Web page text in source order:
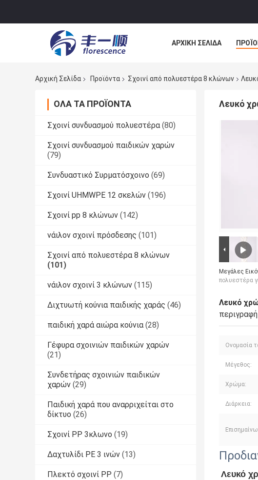
ΑΡΧΙΚΉ ΣΕΛΊΔΑ
Αρχική Σελίδα
Προϊόντα Σχοινί από πολυεστέρα 8 κλώνων
ΌΛΑ ΤΑ ΠΡΟΪΌΝΤΑ
Σχοινί συνδυασμού πολυεστέρα (80)
Σχοινί συνδυασμού παιδικών χαρών
(79)
Συνδυαστικό Συρματόσχοινο (69)
Σχοινί UHMWPE 12 σκελών (196)
Σχοινί pp 8 κλώνων (142)
νάιλον σχοινί πρόσδεσης (101)
Σχοινί από πολυεστέρα 8 κλώνων
(101)
νάιλον σχοινί 3 κλώνων (115)
Διχτυωτή κούνια παιδικής χαράς (46)
παιδική χαρά αιώρα κούνια (28)
Γέφυρα σχοινιών παιδικών χαρών
(21)
Συνδετήρας σχοινιών παιδικών
χαρών (29)
Παιδική χαρά που αναρριχείται στο
δίκτυο (26)
Σχοινί PP 3κλωνο (19)
Δαχτυλίδι PE 3 ινών (13)
Πλεκτό σχοινί PP (7)
Λευκό
Μεγάλες
πολυεστέρα
Λευκό
περιγραφή
Ονομασία
Μέγεθος:
Χρώμα:
Διάρκεια:
Λευκό